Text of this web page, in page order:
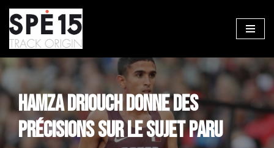
Aller
au
HAMZA DRIOUCH DONNE DES
PRÉCISIONS SUR LE SUJET PARU